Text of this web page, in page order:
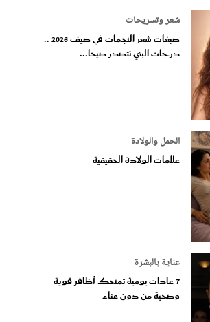
شعر وتسريحات
صبغات شعر النجمات في صيف 2026 ..
درجات البني تتصدر صيحا...
الحمل والولادة
علامات الولادة الحقيقية
عناية بالبشرة
7 عادات يومية تمنحك أظافر قوية
وصحية من دون عناء